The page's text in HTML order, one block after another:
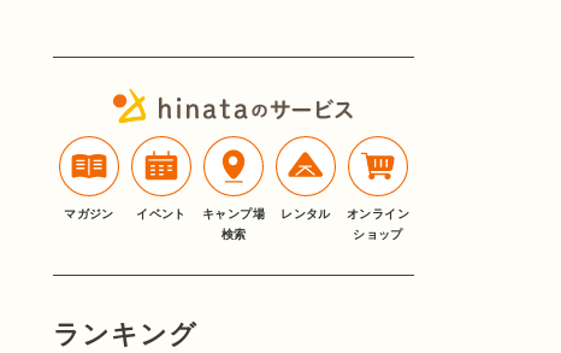
マガジン イベント
キャンプ場
検索
レンタル
オンライン
ショップ
ランキング